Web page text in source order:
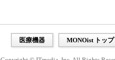
医療機器 MONOist トップ